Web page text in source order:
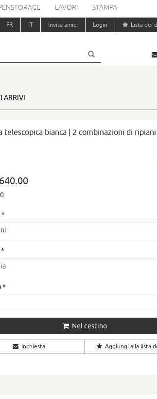
LAVORI STAMPA
FR IT Invita amici Login Lista dei
ARRIVI
telescopica bianca | 2 combinazioni di ripiani
*
*
*
Nel cestino
Inchiesta Aggiungi alla lista